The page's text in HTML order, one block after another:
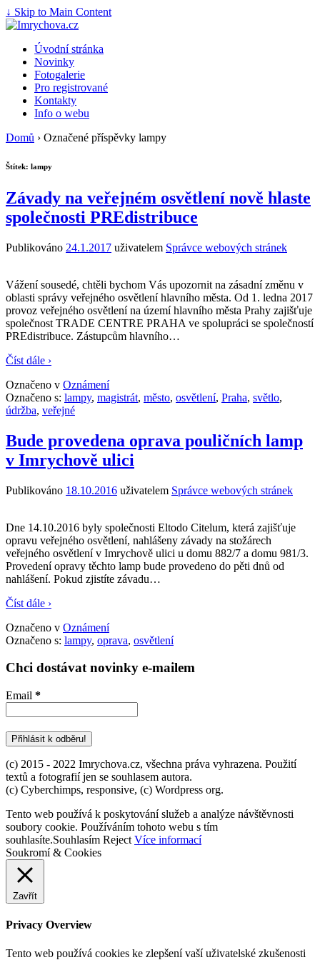
↓ Skip to Main Content
Úvodní stránka
Novinky
Fotogalerie
Pro registrované
Kontakty
Info o webu
Domů › Označené příspěvky lampy
Štítek: lampy
Závady na veřejném osvětlení nově hlaste
společnosti PREdistribuce
Publikováno 24.1.2017 uživatelem Správce webových stránek
Vážení sousedé, chtěli bychom Vás upozornit na zásadní změnu v
oblasti správy veřejného osvětlení hlavního města. Od 1. ledna 2017
provoz veřejného osvětlení na území hlavního města Prahy zajišťuje
společnost TRADE CENTRE PRAHA ve spolupráci se společností
PREdistribuce. Zástupcům hlavního…
Číst dále ›
Označeno v Oznámení
Označeno s: lampy, magistrát, město, osvětlení, Praha, světlo,
údržba, veřejné
Bude provedena oprava pouličních lamp
v Imrychově ulici
Publikováno 18.10.2016 uživatelem Správce webových stránek
Dne 14.10.2016 byly společnosti Eltodo Citelum, která zajišťuje
opravu veřejného osvětlení, nahlášeny závady na stožárech
veřejného osvětlení v Imrychově ulici u domu 882/7 a domu 981/3.
Provedení opravy těchto lamp bude provedeno do pěti dnů od
nahlášení. Pokud zjistíte závadu…
Číst dále ›
Označeno v Oznámení
Označeno s: lampy, oprava, osvětlení
Chci dostávat novinky e-mailem
Email *
(c) 2015 - 2022 Imrychova.cz, všechna práva vyhrazena. Použití
textů a fotografií jen se souhlasem autora.
(c) Cyberchimps, responsive, (c) Wordpress org.
Tento web používá k poskytování služeb a analýze návštěvnosti
soubory cookie. Používáním tohoto webu s tím
souhlasíte.Souhlasím Reject Více informací
Soukromí & Cookies
Zavřít
Privacy Overview
Tento web používá cookies ke zlepšení vaší uživatelské zkušenosti